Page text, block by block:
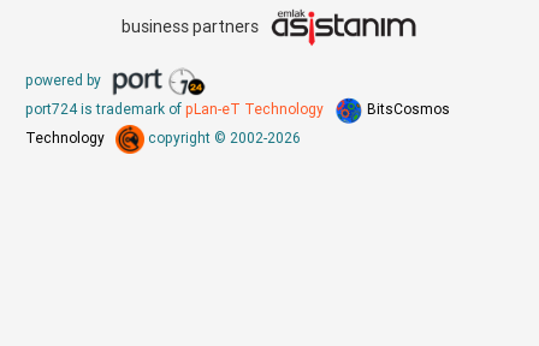
business partners
powered by
port724 is trademark of pLan-eT Technology
BitsCosmos
Technology
copyright © 2002-2026